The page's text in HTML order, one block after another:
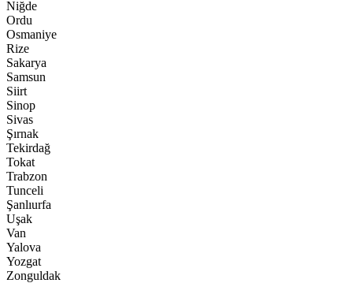
Niğde
Ordu
Osmaniye
Rize
Sakarya
Samsun
Siirt
Sinop
Sivas
Şırnak
Tekirdağ
Tokat
Trabzon
Tunceli
Şanlıurfa
Uşak
Van
Yalova
Yozgat
Zonguldak